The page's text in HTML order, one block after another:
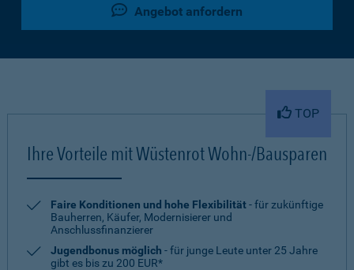
Angebot anfordern
TOP
Ihre Vorteile mit Wüstenrot Wohn-/Bausparen
Faire Konditionen und hohe Flexibilität- für zukünftige
Bauherren, Käufer, Modernisierer und
Anschlussfinanzierer
Jugendbonus möglich - für junge Leute unter 25 Jahre
gibt es bis zu 200 EUR*